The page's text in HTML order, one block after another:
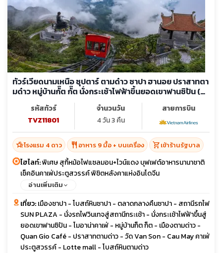
ทัวร์เวียดนามเหนือ ซุปตาร์ ตามด๋าว ซาปา ฮานอย ปราสาทตา
มด๋าว หมู่บ้านกั๊ต กั๊ต นั่งกระเช้าไฟฟ้าขึ้นยอดเขาฟานซิปัน (ลง
รหัสทัวร์
TVZ11801
จำนวนวัน
4 วัน 3 คืน
สายการบิน
hotel_classโรงแรม 4 ดาว restaurant อาหาร 9 มื้อ + บนเครื่อง shopping_cartเข้าร้านรัฐบาล
ไฮไลท์:พิเศษ สุกี้หม้อไฟแซลมอน+ไวน์แดง บุฟเฟต์อาหารนานาชาติ
เช็คอินคาเฟ่ประตูสวรรค์ พิชิตหลังคาแห่งอินโดจีน
อ่านเพิ่มเติม
เที่ยว:เมืองซาปา - โบสถ์หินซาปา - ตลาดกลางคืนซาปา - สถานีรถไฟ
SUN PLAZA - นั่งรถไฟวินเทจสู่สถานีกระเช้า - นั่งกระเช้าไฟฟ้าขึ้นสู่
ยอดเขาฟานซิปัน - โมอาน่าคาเฟ่ - หมู่บ้านก็ต ก็ต - เมืองตามด่าว -
Quan Gio Café - ปราสาทตามด่าว - วัด Van Son - Cau May คาเฟ่
ประตูสวรรค์ - Lotte mall - โบสถ์หินตามด่าว